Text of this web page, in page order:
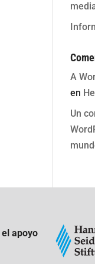
A
en
Un
el apoyo